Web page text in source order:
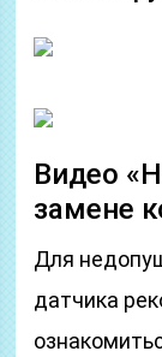
Видео
замене
Для
датчика